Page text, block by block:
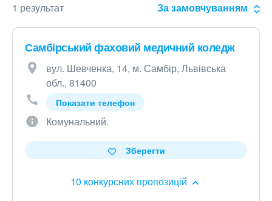
1 результат За замовчуванням
Самбірський фаховий медичний коледж
вул. Шевченка, 14, м. Самбір, Львівська
обл., 81400
Показати телефон
Комунальний.
10 конкурсних пропозицій
Зберегти